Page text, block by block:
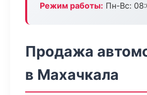
Режим работы: Пн-Вс:
Продажа
в Махачкала